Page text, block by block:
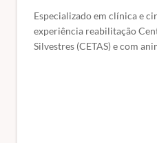
pagamento).
🎯 Público-alvo:Médicos
medicina veterinária
Especializado em clínica e
experiência reabilitação
Silvestres (CETAS) e com